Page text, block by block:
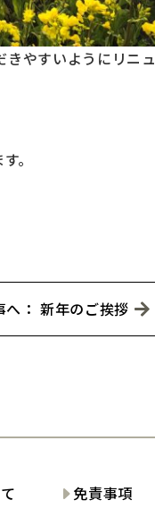
やすいようにリニュ
。
へ： 新年のご挨拶
免責事項